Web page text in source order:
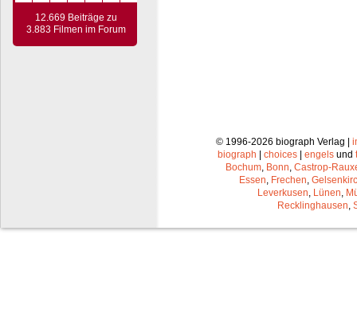
12.669 Beiträge zu
3.883 Filmen im Forum
© 1996-2026 biograph Verlag |
biograph
choices engels und
Bochum, Bonn, Castrop-
Essen, Frechen,
Leverkusen, Lünen,
Recklinghausen,